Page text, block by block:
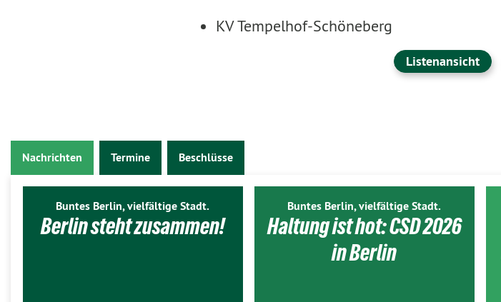
KV Tempelhof-Schöneberg
Listenansicht
Nachrichten Termine Beschlüsse
Buntes Berlin, vielfältige Stadt.
Berlin steht zusammen!
Buntes Berlin, vielfältige Stadt.
Haltung ist hot: CSD 2026
in Berlin